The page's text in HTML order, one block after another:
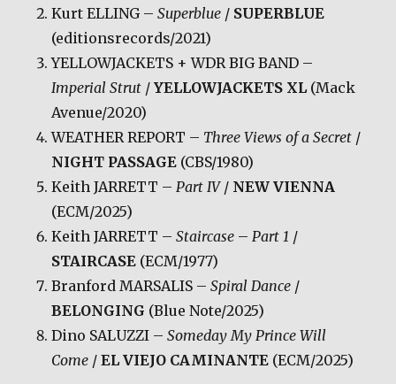
Kurt ELLING –Superblue / SUPERBLUE
(editionsrecords/2021)
YELLOWJACKETS + WDR BIG BAND –
Imperial Strut /YELLOWJACKETS XL (Mack
Avenue/2020)
WEATHER REPORT – Three Views of a Secret /
NIGHT PASSAGE (CBS/1980)
Keith JARRETT –Part IV/ NEW VIENNA
(ECM/2025)
Keith JARRETT –Staircase –Part 1 /
STAIRCASE (ECM/1977)
Branford MARSALIS –Spiral Dance /
BELONGING (Blue Note/2025)
Dino SALUZZI –Someday My Prince Will
Come /EL VIEJO CAMINANTE (ECM/2025)